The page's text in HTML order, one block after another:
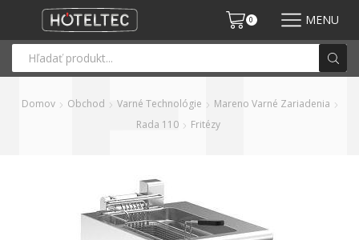
0 MENU
Domov Obchod Varné Technológie
Mareno Varné Zariadenia
Rada 110
Fritézy